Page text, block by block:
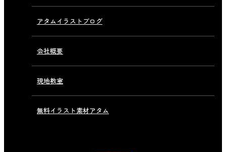
アタムイラストブログ
会社概要
現地教室
無料イラスト素材アタム